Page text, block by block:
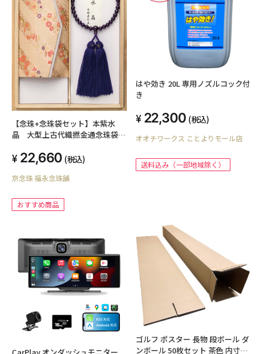
【念珠+念珠袋セット】本紫水
晶 大型上古代織撚金通念珠袋
22,660 (税込)
京念珠 福永念珠舗
おすすめ商品
はや効き 20L 専用ノズルコック付
き
22,300 (税込)
オオチワークス ことよりモール店
送料込み（一部地域除く）
ゴルフ ポスター 長物 段ボール ダ
ンボール 50枚セット 茶色 内寸約